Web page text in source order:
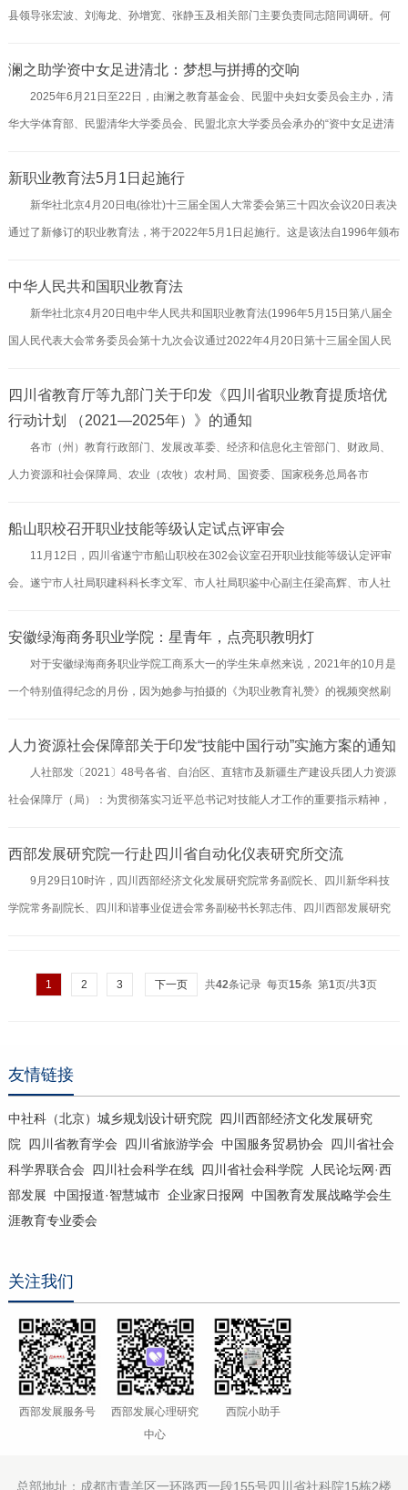
点，通过对职业基础知识、职业基本技能和职业基本道德的学习、参与和体验，
县领导张宏波、刘海龙、孙增宽、张静玉及相关部门主要负责同志陪同调研。何
学条件，详细了解师资配备、办学特色、校园安全管理等情况。何佳指出，职业
教育作为应用型人才培养的摇篮，是广大青少年通往成功成才大门的重要途径，
肩负着培养多样化人才、传承技术技能、促进就业创业的重要职责。职教中心要
调研，科学...
澜之助学资中女足进清北：梦想与拼搏的交响
2025年6月21日至22日，由澜之教育基金会、民盟中央妇女委员会主办，清
华大学体育部、民盟清华大学委员会、民盟北京大学委员会承办的“资中女足进清
望”为主题，旨在探索教育与体育融合发展的新模式。四川省内江市资中县的资中
女足培训是四川省体教融合的一张靓丽名片，38年前的资中女足队员，用简陋的
背篓装下她们简陋的训练装备，也装下了她们美好的期盼和未来，以“背篓女足”之
新职业教育法5月1日起施行
新华社北京4月20日电(徐壮)十三届全国人大常委会第三十四次会议20日表决
通过了新修订的职业教育法，将于2022年5月1日起施行。这是该法自1996年颁布
条，由现行法的3400余字修改为10000余字，内容更加充实。包含明确职业教育
是与普通教育具有同等重要地位的教育类型，明确国家鼓励发展多种层次和形式
的职业教育，着力提升职业教育认可度，建立健全职业教育体系，深化校企合
中华人民共和国职业教育法
新华社北京4月20日电中华人民共和国职业教育法(1996年5月15日第八届全
国人民代表大会常务委员会第十九次会议通过2022年4月20日第十三届全国人民
三章职业教育的实施第四章职业学校和职业培训机构第五章职业教育的教师与受
教育者第六章职业教育的保障第七章法律责任第八章附则第一章总则第一条为了
推动职业教育高质量发展，提高劳动者素质和技术技能水平，促进就业创业，建
设教育强国、人力资源强国和技能型社会，推进社会主义现代化建设，根据...
四川省教育厅等九部门关于印发《四川省职业教育提质培优
行动计划 （2021—2025年）》的通知
各市（州）教育行政部门、发展改革委、经济和信息化主管部门、财政局、
人力资源和社会保障局、农业（农牧）农村局、国资委、国家税务总局各市
计划（2021—2025年）》文件印发你们，请结合实际，加强协同配合，认真贯彻
落实。四川省职业教育提质培优行动计划（2021-2025年）为贯彻全国、全省职
业教育大会精神，落实国家、省《职业教育改革实施方案》和中办、国办《关于
提...
船山职校召开职业技能等级认定试点评审会
11月12日，四川省遂宁市船山职校在302会议室召开职业技能等级认定评审
会。遂宁市人社局职建科科长李文军、市人社局职鉴中心副主任梁高辉、市人社
参加了此次评审会。本次会议根据人设部《关于改革完善技能人才评价制度的意
见》等文件，船山职从今年8月启动申报职业技能等级认定试点工作，经过了三个
月的准备。上午9点，评审组成员按照评审会流程，首先在302会议室举行评审工
安徽绿海商务职业学院：星青年，点亮职教明灯
对于安徽绿海商务职业学院工商系大一的学生朱卓然来说，2021年的10月是
一个特别值得纪念的月份，因为她参与拍摄的《为职业教育礼赞》的视频突然刷
这种大场面”。小朱这么说，脸上绽放出久违的、自信的笑容。《为职业教育礼
赞》由共青团合肥市委员会、安徽当代社会主义核心价值体系研究中心指导，参
与拍摄的学生全部都来自于安徽绿海商务职业学院。他们齐聚金寨红军广场、合
念，高...
人力资源社会保障部关于印发“技能中国行动”实施方案的通知
人社部发〔2021〕48号各省、自治区、直辖市及新疆生产建设兵团人力资源
社会保障厅（局）：为贯彻落实习近平总书记对技能人才工作的重要指示精神，
案》印发各地，请结合实际贯彻执行。人力资源社会保障部2021年6月30日“技能
中国行动”实施方案技能是强国之基、立业之本。技能人才是支撑中国制造、中国
创造的重要力量。为贯彻落实习近平总书记对技能人才工作的重要指示精神，
西部发展研究院一行赴四川省自动化仪表研究所交流
9月29日10时许，四川西部经济文化发展研究院常务副院长、四川新华科技
学院常务副院长、四川和谐事业促进会常务副秘书长郭志伟、四川西部发展研究
了近年来其在科研方面所取得的成果，并着重介绍了接下来的计划是培养智能、
式，其核心就...
1 2 3 下一页 共42条记录 每页15条 第1页/共3页
友情链接
中社科（北京）城乡规划设计研究院
四川西部经济文化发展研究
院
四川省教育学会 四川省旅游学会 中国服务贸易协会
四川省社会
科学界联合会
四川社会科学在线 四川省社会科学院
人民论坛网·西
部发展 中国报道·智慧城市 企业家日报网
中国教育发展战略学会生
涯教育专业委会
关注我们
西部发展服务号
西部发展心理研究
中心
西院小助手
总部地址：成都市青羊区一环路西一段155号四川省社科院15栋2楼